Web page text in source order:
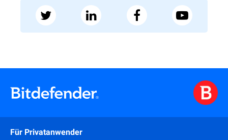
Für Privatanwender